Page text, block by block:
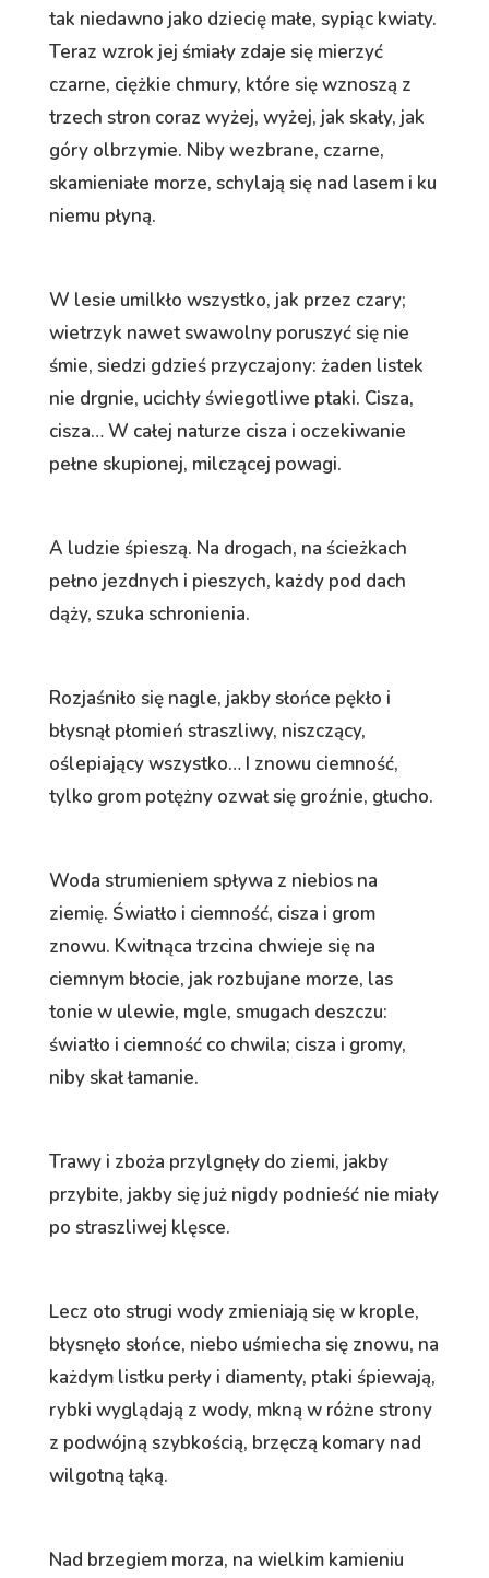
tak niedawno jako dziecię małe, sypiąc kwiaty.
Teraz wzrok jej śmiały zdaje się mierzyć
czarne, ciężkie chmury, które się wznoszą z
trzech stron coraz wyżej, wyżej, jak skały, jak
góry olbrzymie. Niby wezbrane, czarne,
skamieniałe morze, schylają się nad lasem i ku
niemu płyną.
W lesie umilkło wszystko, jak przez czary;
wietrzyk nawet swawolny poruszyć się nie
śmie, siedzi gdzieś przyczajony: żaden listek
nie drgnie, ucichły świegotliwe ptaki. Cisza,
cisza… W całej naturze cisza i oczekiwanie
pełne skupionej, milczącej powagi.
A ludzie śpieszą. Na drogach, na ścieżkach
pełno jezdnych i pieszych, każdy pod dach
dąży, szuka schronienia.
Rozjaśniło się nagle, jakby słońce pękło i
błysnął płomień straszliwy, niszczący,
oślepiający wszystko… I znowu ciemność,
tylko grom potężny ozwał się groźnie, głucho.
Woda strumieniem spływa z niebios na
ziemię. Światło i ciemność, cisza i grom
znowu. Kwitnąca trzcina chwieje się na
ciemnym błocie, jak rozbujane morze, las
tonie w ulewie, mgle, smugach deszczu:
światło i ciemność co chwila; cisza i gromy,
niby skał łamanie.
Trawy i zboża przylgnęły do ziemi, jakby
przybite, jakby się już nigdy podnieść nie miały
po straszliwej klęsce.
Lecz oto strugi wody zmieniają się w krople,
błysnęło słońce, niebo uśmiecha się znowu, na
każdym listku perły i diamenty, ptaki śpiewają,
rybki wyglądają z wody, mkną w różne strony
z podwójną szybkością, brzęczą komary nad
wilgotną łąką.
Nad brzegiem morza, na wielkim kamieniu